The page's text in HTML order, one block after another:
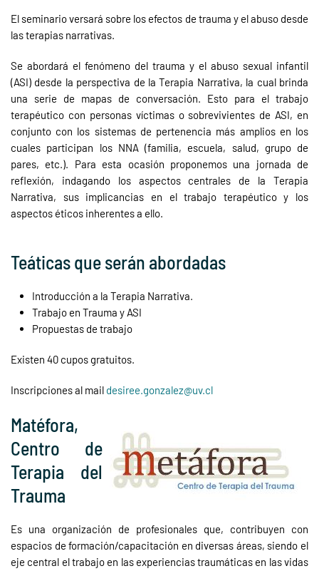
El seminario versará sobre los efectos de trauma y el abuso desde
las terapias narrativas.
Se abordará el fenómeno del trauma y el abuso sexual infantil
(ASI) desde la perspectiva de la Terapia Narrativa, la cual brinda
una serie de mapas de conversación. Esto para el trabajo
terapéutico con personas víctimas o sobrevivientes de ASI, en
conjunto con los sistemas de pertenencia más amplios en los
cuales participan los NNA (familia, escuela, salud, grupo de
pares, etc.). Para esta ocasión proponemos una jornada de
reflexión, indagando los aspectos centrales de la Terapia
Narrativa, sus implicancias en el trabajo terapéutico y los
aspectos éticos inherentes a ello.
Teáticas que serán abordadas
Introducción a la Terapia Narrativa.
Trabajo en Trauma y ASI
Propuestas de trabajo
Existen 40 cupos gratuitos.
Inscripciones al mail desiree.gonzalez@uv.cl
Matéfora,
Centro de
Terapia del
Trauma
Es una organización de profesionales que, contribuyen con
espacios de formación/capacitación en diversas áreas, siendo el
eje central el trabajo en las experiencias traumáticas en las vidas